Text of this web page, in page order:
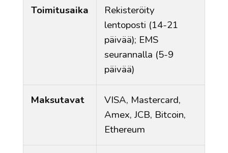
Toimitusaika
Rekisteröity
lentoposti (14-21
päivää); EMS
seurannalla (5-9
päivää)
Maksutavat
VISA, Mastercard,
Amex, JCB, Bitcoin,
Ethereum